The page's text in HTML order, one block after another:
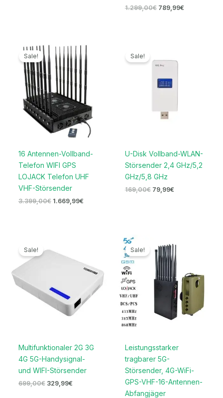
1.299,00€ 789,99€
Sale!
16 Antennen-Vollband-
Telefon WIFI GPS
LOJACK Telefon UHF
VHF-Störsender
3.399,00€
Ursprünglicher
Preis
war:
3.399,00€
1.669,99€
Aktueller
Preis
ist:
1.669,99€.
Sale!
U-Disk Vollband-WLAN-
Störsender 2,4 GHz/5,2
GHz/5,8 GHz
169,00€
war:
169,00€
79,99€
ist:
Sale!
Multifunktionaler 2G 3G
4G 5G-Handysignal-
und WIFI-Störsender
699,00€
war:
699,00€
329,99€
329,99€.
Sale!
Leistungsstarker
tragbarer 5G-
Störsender, 4G-WiFi-
GPS-VHF-16-Antennen-
Abfangjäger
Preis
war:
1.599,00€